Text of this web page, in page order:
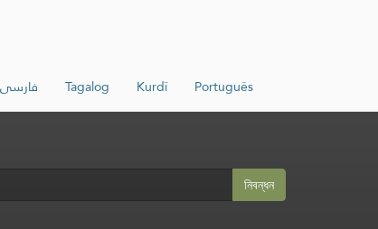
فارسی Tagalog Kurdî Português
নিবন্ধন